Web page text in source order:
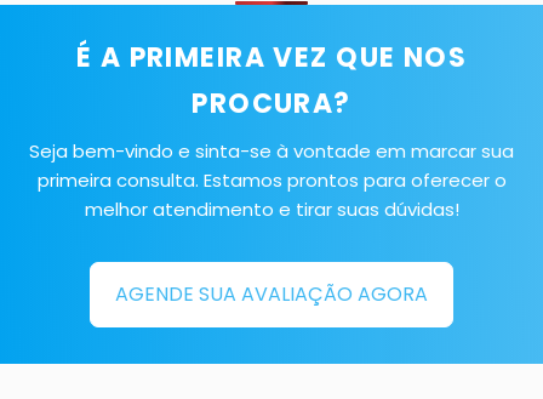
É A PRIMEIRA VEZ QUE NOS
PROCURA?
Seja bem-vindo e sinta-se à vontade em marcar sua
primeira consulta. Estamos prontos para oferecer o
melhor atendimento e tirar suas dúvidas!
AGENDE SUA AVALIAÇÃO AGORA